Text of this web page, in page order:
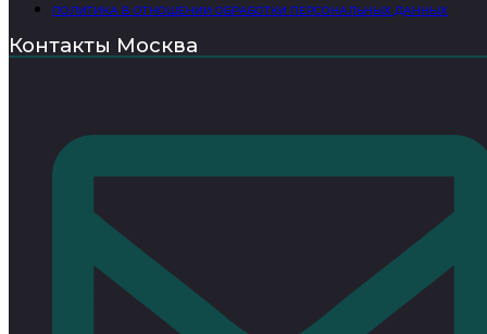
ПОЛИТИКА В ОТНОШЕНИИ ОБРАБОТКИ ПЕРСОНАЛЬНЫХ ДАННЫХ
Контакты Москва